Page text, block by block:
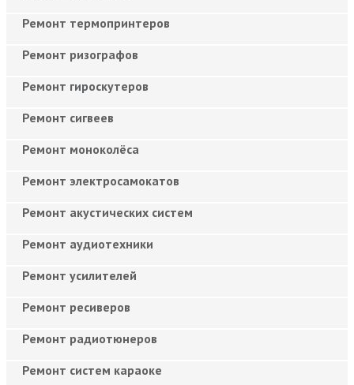
Ремонт термопринтеров
Ремонт ризографов
Ремонт гироскутеров
Ремонт сигвеев
Ремонт моноколёса
Ремонт электросамокатов
Ремонт акустических систем
Ремонт аудиотехники
Ремонт усилителей
Ремонт ресиверов
Ремонт радиотюнеров
Ремонт систем караоке